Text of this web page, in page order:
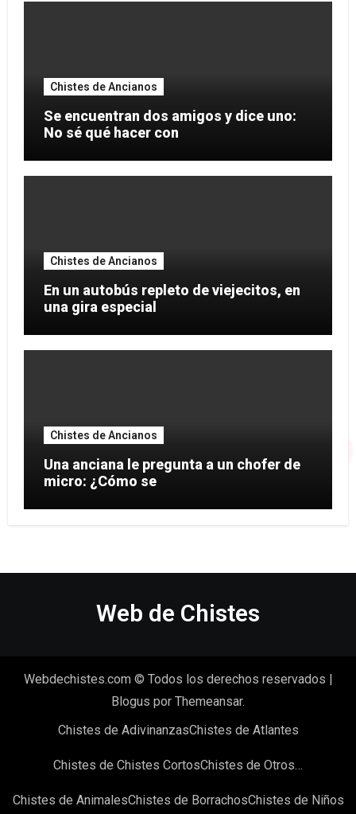
Chistes de Ancianos
Se encuentran dos amigos y dice uno:
No sé qué hacer con
Chistes de Ancianos
En un autobús repleto de viejecitos, en
una gira especial
Chistes de Ancianos
Una anciana le pregunta a un chofer de
micro: ¿Cómo se
Web de Chistes
Webdechistes.com © Todos los derechos reservados
Blogus por Themeansar.
Chistes de AdivinanzasChistes de Atlantes
Chistes de Chistes CortosChistes de Otros…
Chistes de AnimalesChistes de BorrachosChistes de Niños